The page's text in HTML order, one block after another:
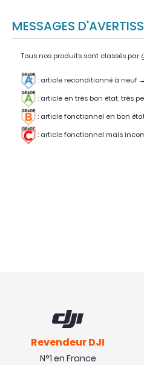
MESSAGES
Tous nos produits sont classés
: article reconditionné à neuf
: article en très bon état, très
: article fonctionnel en bon
: article fonctionnel mais
Revendeur DJI
N°1 en France